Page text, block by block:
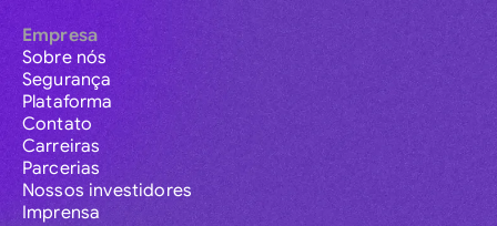
Empresa
Sobre nós
Segurança
Plataforma
Contato
Carreiras
Parcerias
Nossos investidores
Imprensa